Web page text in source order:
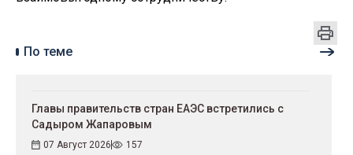
По теме
Главы правительств стран ЕАЭС встретились с
Садыром Жапаровым
07 Август 2026 157